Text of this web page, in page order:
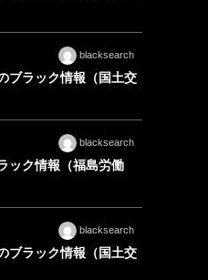
blacksearch
ブラック情報（国土交
blacksearch
ック情報（福島労働
blacksearch
ブラック情報（国土交